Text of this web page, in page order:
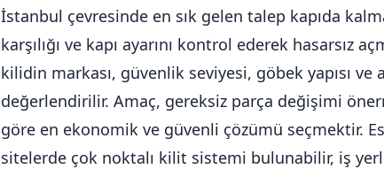
İstanbul çevresinde en sık gelen talep kapıda
karşılığı ve kapı ayarını kontrol ederek hasarsız
kilidin markası, güvenlik seviyesi, göbek yapısı ve
değerlendirilir. Amaç, gereksiz parça değişimi
göre en ekonomik ve güvenli çözümü seçmektir.
sitelerde çok noktalı kilit sistemi bulunabilir, iş